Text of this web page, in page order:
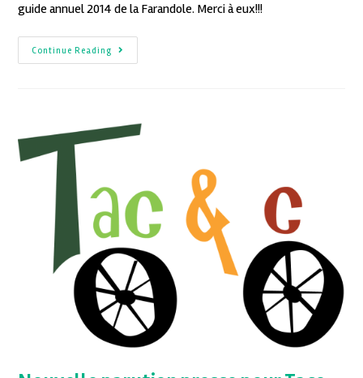
guide annuel 2014 de la Farandole. Merci à eux!!!
Continue Reading